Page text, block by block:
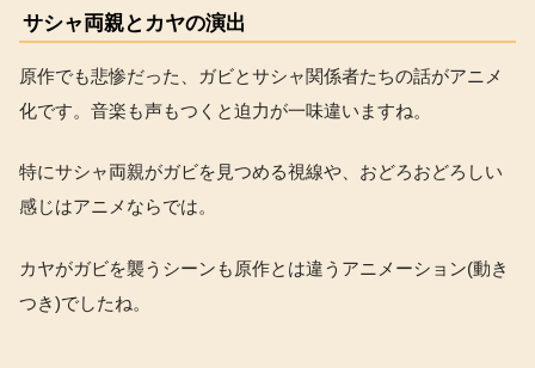
サシャ両親とカヤの演出
原作でも悲惨だった、ガビとサシャ関係者たちの話がアニメ
化です。音楽も声もつくと迫力が一味違いますね。
特にサシャ両親がガビを見つめる視線や、おどろおどろしい
感じはアニメならでは。
カヤがガビを襲うシーンも原作とは違うアニメーション(動き
つき)でしたね。